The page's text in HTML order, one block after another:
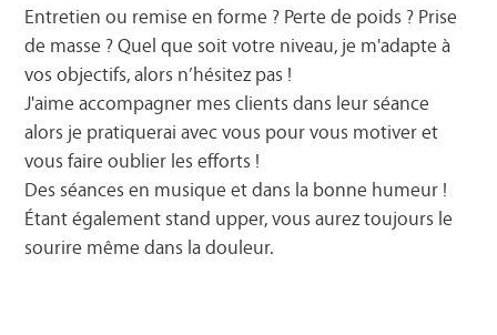
Entretien ou remise en forme ? Perte de poids ? Prise
de masse ? Quel que soit votre niveau, je m'adapte à
vos objectifs, alors n’hésitez pas !
J'aime accompagner mes clients dans leur séance
alors je pratiquerai avec vous pour vous motiver et
vous faire oublier les efforts !
Des séances en musique et dans la bonne humeur !
Étant également stand upper, vous aurez toujours le
sourire même dans la douleur.